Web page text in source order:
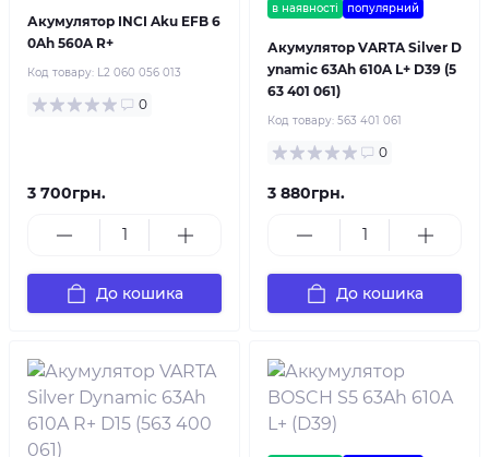
Акумулятор INCI Aku EFB 6
0Ah 560A R+
Код товару: L2 060 056 013
0
3 700грн.
До кошика
в наявності популярний
Акумулятор VARTA Silver D
ynamic 63Ah 610A L+ D39 (5
63 401 061)
Код товару: 563 401 061
0
3 880грн.
До кошика